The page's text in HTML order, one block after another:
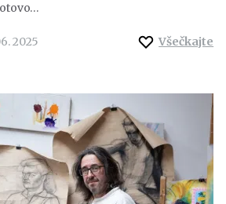
Všečkajte
2025